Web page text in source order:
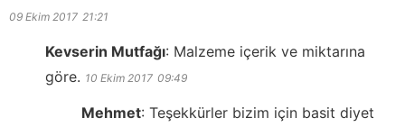
09 Ekim 2017 21:21
Kevserin Mutfağı: Malzeme içerik ve miktarına
göre. 10 Ekim 2017 09:49
Mehmet: Teşekkürler bizim için basit diyet